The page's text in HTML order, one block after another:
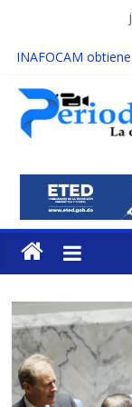
INAFOCAM
15 de febrero de
cáncer infantil
EL ENFOQUE
MESCyT y
reclusos
MESCyT
Educación